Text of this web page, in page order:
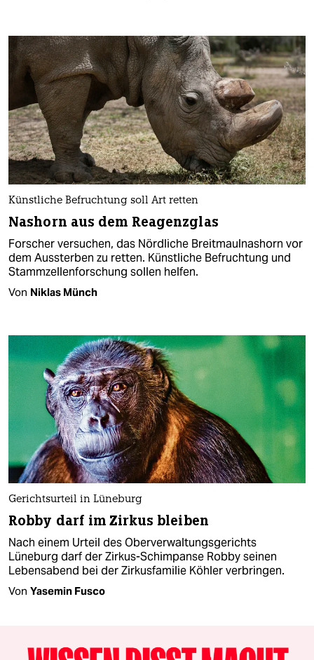
Künstliche Befruchtung soll Art retten
Nashorn aus dem Reagenzglas
Forscher versuchen, das Nördliche Breitmaulnashorn vor
dem Aussterben zu retten. Künstliche Befruchtung und
Stammzellenforschung sollen helfen.
Von Niklas Münch
Gerichtsurteil in Lüneburg
Robby darf im Zirkus bleiben
Nach einem Urteil des Oberverwaltungsgerichts
Lüneburg darf der Zirkus-Schimpanse Robby seinen
Lebensabend bei der Zirkusfamilie Köhler verbringen.
Von Yasemin Fusco